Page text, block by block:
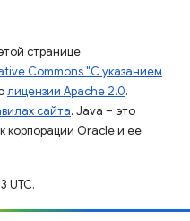
странице
Commons "С указанием
лицензии Apache 2.0.
сайта. Java – это
корпорации Oracle и ее
UTC.